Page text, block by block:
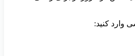
وارد کنید: